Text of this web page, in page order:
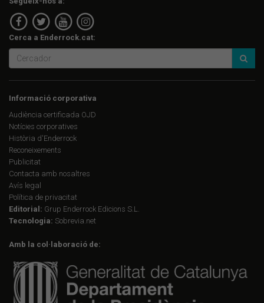
Cerca a Enderrock.cat:
Informació corporativa
Audiència certificada OJD
Notícies corporatives
Història d'Enderrock
Reconeixements
Publicitat
Contacta amb nosaltres
Avís legal
Política de privacitat
Editorial: Grup Enderrock Edicions S.L.
Tecnologia: Sobrevia.net
Amb la col·laboració de: